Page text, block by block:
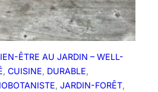
ÊTRE AU JARDIN – WELL-
, CUISINE, DURABLE
, JARDIN-FORÊT